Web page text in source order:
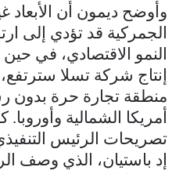
وأوضح ديمون أن الأبعاد
الجمركية قد تؤدي إلى
النمو الاقتصادي، في
إنتاج شركة تسلا
منطقة تجارة حرة بدون
أمريكا الشمالية وأوروبا.
تصريحات الرئيس التنفيذي
إد باستيان، الذي وصف